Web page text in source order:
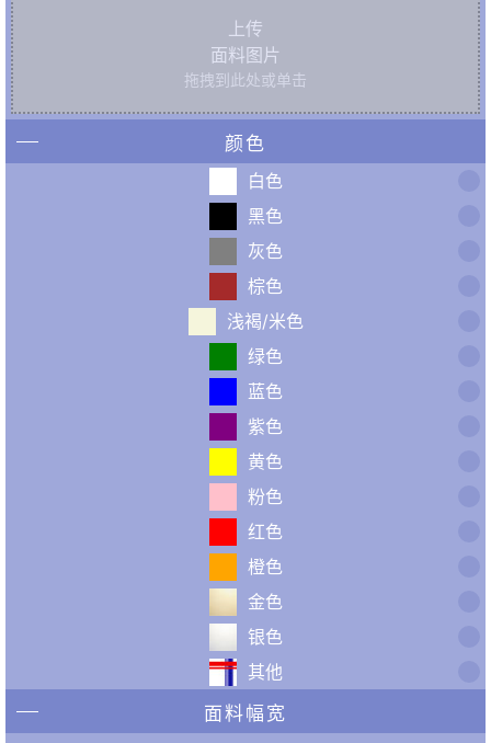
上传
面料图片
拖拽到此处或单击
颜色
白色
黑色
灰色
棕色
浅褐/米色
绿色
蓝色
紫色
黄色
粉色
红色
橙色
金色
银色
其他
面料幅宽